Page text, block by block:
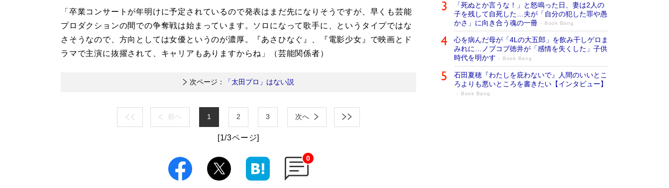
「卒業コンサートが年明けに予定されているので発表はまだ先になりそうですが、早くも芸能
プロダクションの間での争奪戦は始まっています。ソロになって歌手に、というタイプではな
さそうなので、方向としては女優というのが濃厚。『あさひなぐ』、『電影少女』で映画とド
ラマで主演に抜擢されて、キャリアもありますからね」（芸能関係者）
次ページ： 「太田プロ」はない説
前へ 1 2 3 次へ
[1/3ページ]
0
「死ぬとか言うな！」と怒鳴った日、妻は2人の
子を残して自死した…夫が「自分の犯した罪や愚
かさ」に向き合う魂の一冊
Book Bang
心を病んだ母が「4Lの大五郎」を飲み干しゲロま
みれに…ノブコブ徳井が「感情を失くした」子供
時代を明かす
Book Bang
石田夏穂『わたしを庇わないで』人間のいいとこ
ろよりも悪いところを書きたい【インタビュー】
Book Bang